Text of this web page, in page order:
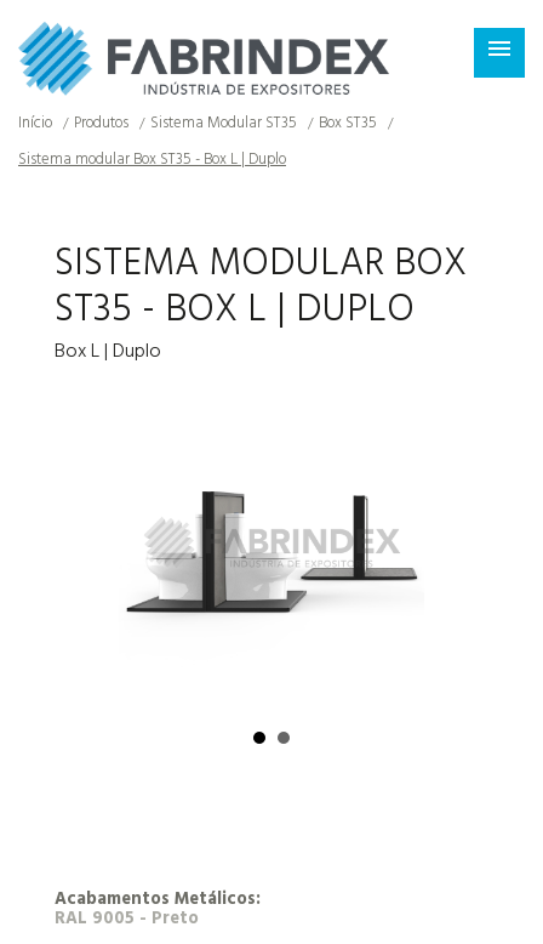

×
Início Produtos Sistema Modular ST35
Box ST35
Sistema modular Box ST35 - Box L | Duplo
SISTEMA MODULAR BOX
ST35 - BOX L | DUPLO
Box L | Duplo
Acabamentos Metálicos: